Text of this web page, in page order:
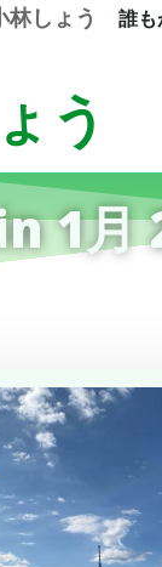
コ
ン
ツ
ス
キ
ッ
林しょう 誰
う
1月